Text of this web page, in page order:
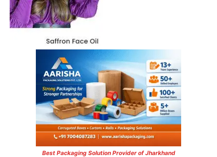
Best Packaging Solution Provider of Jharkhand